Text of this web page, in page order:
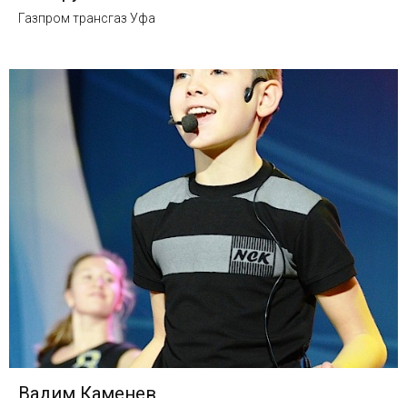
Газпром трансгаз Уфа
Вадим Каменев